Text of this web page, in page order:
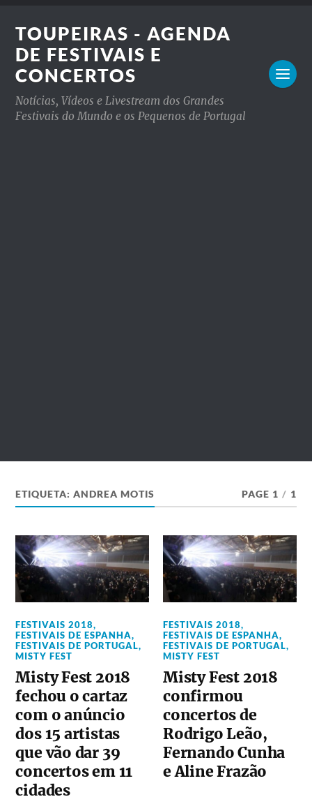
TOUPEIRAS - AGENDA
DE FESTIVAIS E
CONCERTOS
Notícias, Vídeos e Livestream dos Grandes
Festivais do Mundo e os Pequenos de Portugal
ETIQUETA:ANDREA MOTIS PAGE 1 / 1
FESTIVAIS 2018,
FESTIVAIS DE ESPANHA,
FESTIVAIS DE PORTUGAL,
MISTY FEST
Misty Fest 2018
fechou o cartaz
com o anúncio
dos 15 artistas
que vão dar 39
concertos em 11
cidades
FESTIVAIS 2018,
FESTIVAIS DE ESPANHA,
FESTIVAIS DE PORTUGAL,
MISTY FEST
Misty Fest 2018
confirmou
concertos de
Rodrigo Leão,
Fernando Cunha
e Aline Frazão